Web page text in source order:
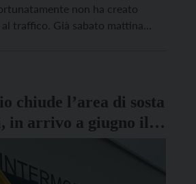
non ha creato
traffico. Già sabato mattina
chiude l’area di sosta
in arrivo a giugno il
all’Hub intermodale